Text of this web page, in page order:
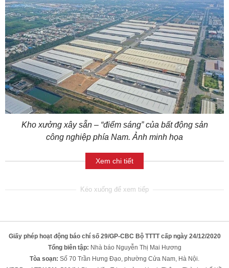
Kho xưởng xây sẵn – “điểm sáng” của bất động sản
công nghiệp phía Nam. Ảnh minh họa
Xem chi tiết
Giấy phép hoạt động báo chí số 29/GP-CBC Bộ TTTT cấp ngày 24/12/2020
Tổng biên tập: Nhà báo Nguyễn Thị Mai Hương
Tòa soạn: Số 70 Trần Hưng Đạo, phường Cửa Nam, Hà Nội.